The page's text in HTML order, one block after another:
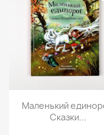
Просмотр
Маленький
Сказки...